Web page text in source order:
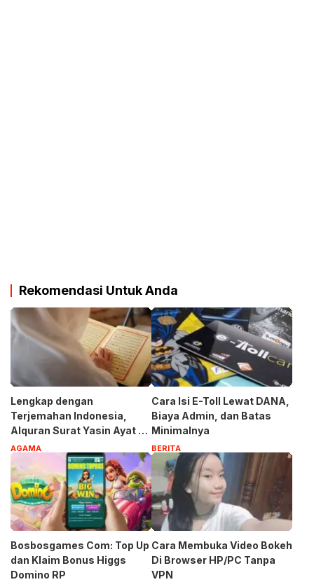
Rekomendasi Untuk Anda
Lengkap dengan
Terjemahan Indonesia,
Alquran Surat Yasin Ayat 1-
83
AGAMA
Cara Isi E-Toll Lewat DANA,
Biaya Admin, dan Batas
Minimalnya
BERITA
Bosbosgames Com: Top Up
dan Klaim Bonus Higgs
Domino RP
Cara Membuka Video Bokeh
Di Browser HP/PC Tanpa
VPN